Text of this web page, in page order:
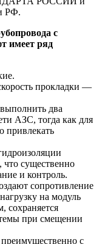
РФ.
с
имеет ряд
прокладки —
два
АЗС, тогда как для
привлекать
что существенно
и контроль.
сопротивление
на модуль
сохраняется
при смещении
с